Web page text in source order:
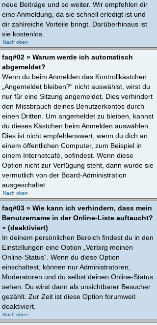
neue Beiträge und so weiter. Wir empfehlen dir
eine Anmeldung, da sie schnell erledigt ist und
dir zahlreiche Vorteile bringt. Darüberhinaus ist
sie kostenlos.
Nach oben
faq#02 » Warum werde ich automatisch
abgemeldet?
Wenn du beim Anmelden das Kontrollkästchen
„Angemeldet bleiben?“ nicht auswählst, wirst du
nur für eine Sitzung angemeldet. Dies verhindert
den Missbrauch deines Benutzerkontos durch
einen Dritten. Um angemeldet zu bleiben, kannst
du dieses Kästchen beim Anmelden auswählen.
Dies ist nicht empfehlenswert, wenn du dich an
einem öffentlichen Computer, zum Beispiel in
einem Internetcafé, befindest. Wenn diese
Option nicht zur Verfügung steht, dann wurde sie
vermutlich von der Board-Administration
ausgeschaltet.
Nach oben
faq#03 » Wie kann ich verhindern, dass mein
Benutzername in der Online-Liste auftaucht?
» (deaktiviert)
In deinem persönlichen Bereich findest du in den
Einstellungen eine Option „Verbirg meinen
Online-Status“. Wenn du diese Option
einschaltest, können nur Administratoren,
Moderatoren und du selbst deinen Online-Status
sehen. Du wirst dann als unsichtbarer Besucher
gezählt. Zur Zeit ist diese Option forumweit
deaktiviert.
Nach oben